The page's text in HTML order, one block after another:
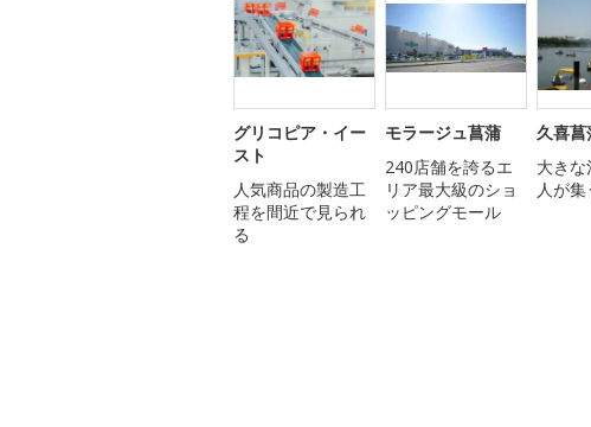
グリコピア・イー
スト
人気商品の製造工
程を間近で見られ
る
モラージュ菖蒲
240店舗を誇るエ
リア最大級のショ
ッピングモール
久喜菖
大き
人が